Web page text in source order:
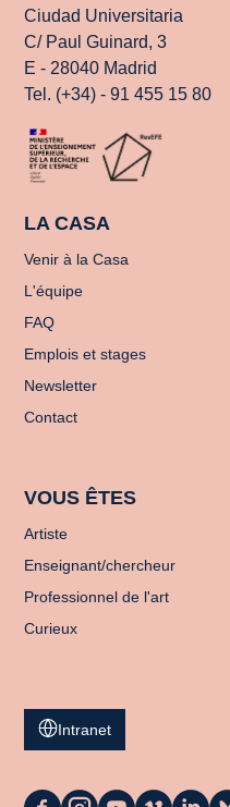
Ciudad Universitaria
C/ Paul Guinard, 3
E - 28040 Madrid
Tel. (+34) - 91 455 15 80
LA CASA
Venir à la Casa
L'équipe
FAQ
Emplois et stages
Newsletter
Contact
VOUS ÊTES
Artiste
Enseignant/chercheur
Professionnel de l'art
Curieux
Intranet